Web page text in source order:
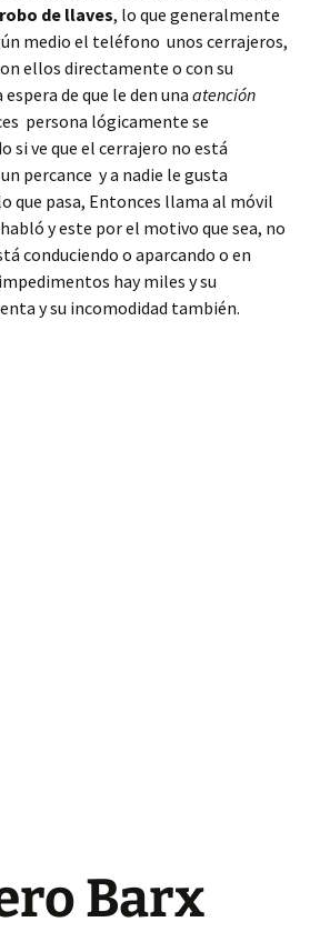
robo de llaves, lo que generalmente
medio el teléfono unos cerrajeros,
ellos directamente o con su
de que le den una atención
persona lógicamente se
si ve que el cerrajero no está
percance y a nadie le gusta
que pasa, Entonces llama al móvil
y este por el motivo que sea, no
conduciendo o aparcando o en
hay miles y su
y su incomodidad también.
Barx